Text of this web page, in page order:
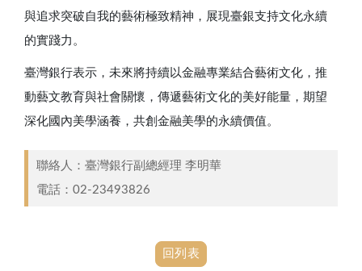
與追求突破自我的藝術極致精神，展現臺銀支持文化永續
的實踐力。
臺灣銀行表示，未來將持續以金融專業結合藝術文化，推
動藝文教育與社會關懷，傳遞藝術文化的美好能量，期望
深化國內美學涵養，共創金融美學的永續價值。
聯絡人：臺灣銀行副總經理​ 李明華
電話： 02-23493826
回列表